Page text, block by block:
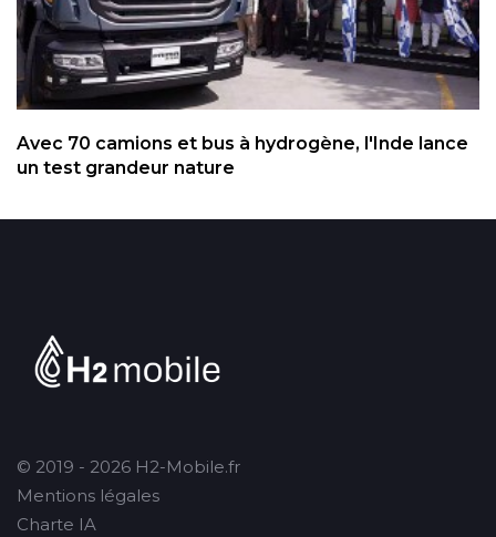
Avec 70 camions et bus à hydrogène, l'Inde lance
un test grandeur nature
© 2019 - 2026 H2-Mobile.fr
Mentions légales
Charte IA